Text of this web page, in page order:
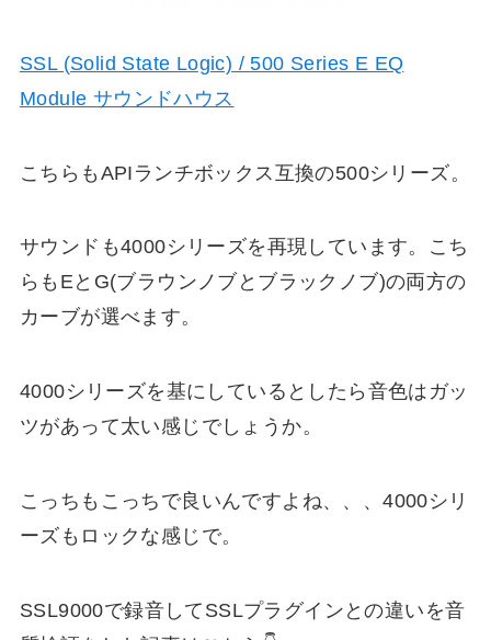
SSL (Solid State Logic) / 500 Series E EQ
Module サウンドハウス
こちらもAPIランチボックス互換の500シリーズ。
サウンドも4000シリーズを再現しています。こち
らもEとG(ブラウンノブとブラックノブ)の両方の
カーブが選べます。
4000シリーズを基にしているとしたら音色はガッ
ツがあって太い感じでしょうか。
こっちもこっちで良いんですよね、、、4000シリ
ーズもロックな感じで。
SSL9000で録音してSSLプラグインとの違いを音